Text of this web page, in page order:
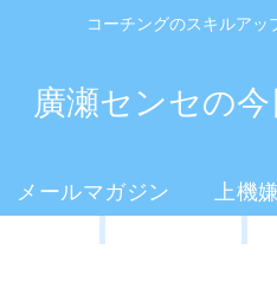
コーチングのスキルアッ
廣瀬センセの
メールマガジン 上機